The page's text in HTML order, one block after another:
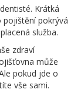
Krátká
pojištění pokrývá
služba.
zdraví
může
pokud jde o
vše sami.